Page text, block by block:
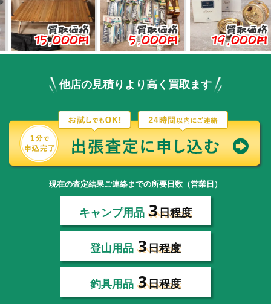
買取価格
円
買取価格
5,000円
買取価格
19,000円
他店の見積りより高く買取ます
現在の査定結果ご連絡までの所要日数（営業日）
キャンプ用品 3日程度
登山用品 3日程度
釣具用品 3日程度